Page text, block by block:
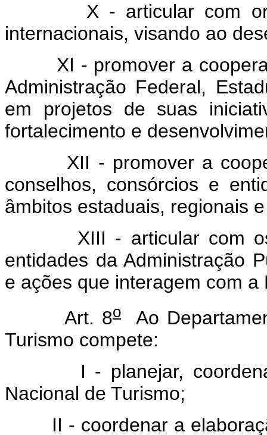
X - articular com
internacionais, visando ao
XI - promover a
Administração Federal,
em projetos de suas
fortalecimento e
XII - promover a
conselhos, consórcios e
âmbitos estaduais, regionais
XIII - articular com os
entidades da Administração
e ações que interagem com
Art. 8oAo
Turismo compete:
I - planejar, coordenar,
Nacional de Turismo;
II - coordenar a